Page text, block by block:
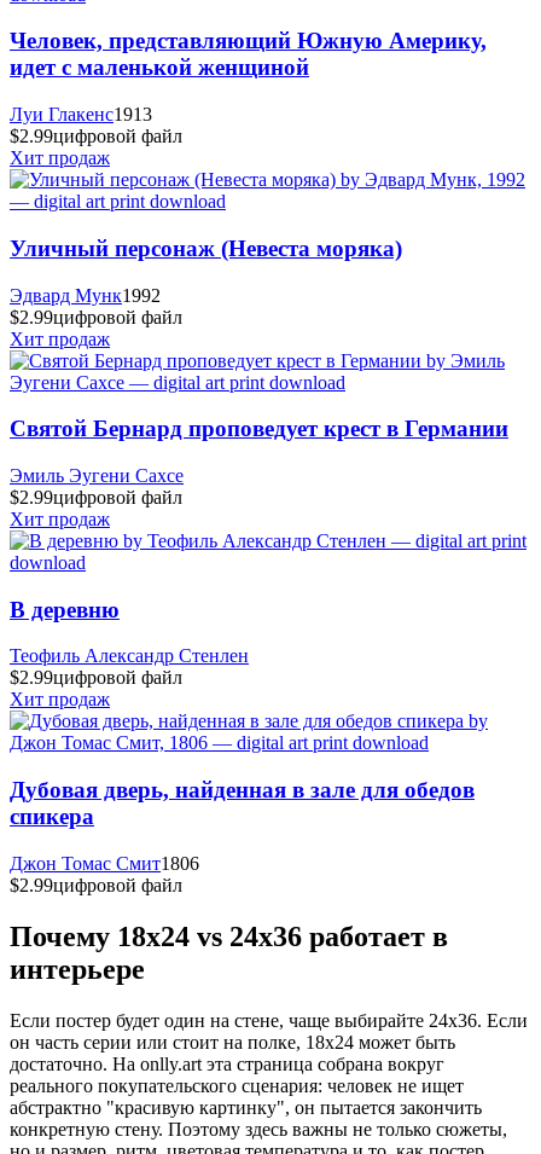
Человек, представляющий Южную Америку,
идет с маленькой женщиной
Луи Глакенс1913
$2.99цифровой файл
Хит продаж
Уличный персонаж (Невеста моряка)
Эдвард Мунк1992
$2.99цифровой файл
Хит продаж
Святой Бернард проповедует крест в Германии
Эмиль Эугени Сахсе
$2.99цифровой файл
Хит продаж
В деревню
Теофиль Александр Стенлен
$2.99цифровой файл
Хит продаж
Дубовая дверь, найденная в зале для обедов
спикера
Джон Томас Смит1806
$2.99цифровой файл
Почему 18x24 vs 24x36 работает в
интерьере
Если постер будет один на стене, чаще выбирайте 24x36. Если
он часть серии или стоит на полке, 18x24 может быть
достаточно. На onlly.art эта страница собрана вокруг
реального покупательского сценария: человек не ищет
абстрактно "красивую картинку", он пытается закончить
конкретную стену. Поэтому здесь важны не только сюжеты,